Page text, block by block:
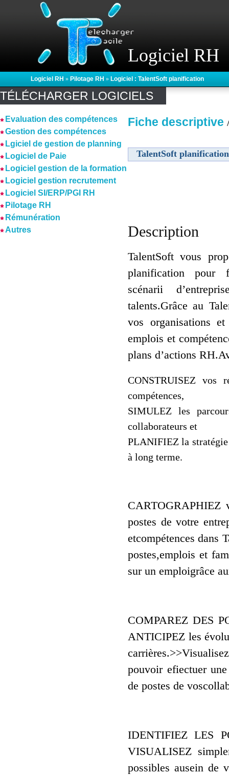
Logiciel RH
Logiciel RH » Pilotage RH » Logiciel : TalentSoft planification
TÉLÉCHARGER LOGICIELS
Evaluation des compétences
Gestion des compétences
Lgiciel de gestion de planning
Logiciel de Paie
Logiciel gestion de la formation
Logiciel gestion recrutement
Logiciel SI/ERP/PGI RH
Pilotage RH
Rémunération
Autres
Fiche descriptive
TalentSoft planification
Description
TalentSoft vous
planification
scénarii
talents.Grâce au
vos organisations
emplois et
plans d’actions
CONSTRUISEZ vos
compétences,
SIMULEZ les
collaborateurs et
PLANIFIEZ la
à long terme.
CARTOGRAPHIEZ
postes de votre
etcompétences dans
postes,emplois et
sur un emploigrâce
COMPAREZ DES
ANTICIPEZ les
pouvoir efiectuer
de postes de
IDENTIFIEZ LES
VISUALISEZ
possibles ausein de